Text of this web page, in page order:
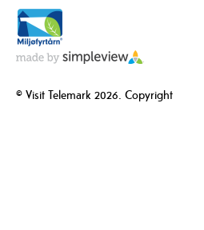
© Visit Telemark 2026. Copyright